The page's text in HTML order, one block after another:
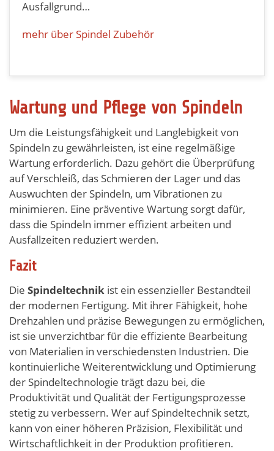
Ausfallgrund…
mehr über Spindel Zubehör
Wartung und Pflege von Spindeln
Um die Leistungsfähigkeit und Langlebigkeit von
Spindeln zu gewährleisten, ist eine regelmäßige
Wartung erforderlich. Dazu gehört die Überprüfung
auf Verschleiß, das Schmieren der Lager und das
Auswuchten der Spindeln, um Vibrationen zu
minimieren. Eine präventive Wartung sorgt dafür,
dass die Spindeln immer effizient arbeiten und
Ausfallzeiten reduziert werden.
Fazit
Die Spindeltechnik ist ein essenzieller Bestandteil
der modernen Fertigung. Mit ihrer Fähigkeit, hohe
Drehzahlen und präzise Bewegungen zu ermöglichen,
ist sie unverzichtbar für die effiziente Bearbeitung
von Materialien in verschiedensten Industrien. Die
kontinuierliche Weiterentwicklung und Optimierung
der Spindeltechnologie trägt dazu bei, die
Produktivität und Qualität der Fertigungsprozesse
stetig zu verbessern. Wer auf Spindeltechnik setzt,
kann von einer höheren Präzision, Flexibilität und
Wirtschaftlichkeit in der Produktion profitieren.